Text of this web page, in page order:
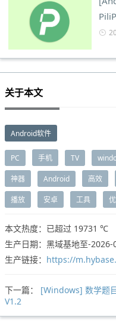
关于本文
Android软件
PC 手机 TV
神器 Android 高效
播放 安卓 工具
本文热度：已超过 19731 ℃
生产日期：黑域基地至-2026-
生产链接： https://
下一篇：
[Windows] 数学题
V1.2